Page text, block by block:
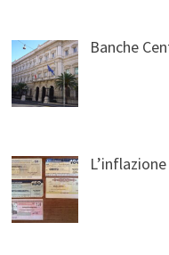
Banche